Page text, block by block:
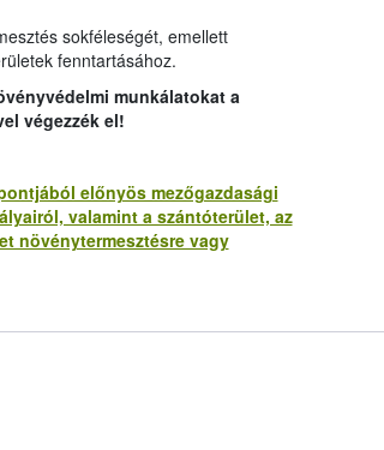
sokféleségét, emellett
fenntartásához.
munkálatokat a
végezzék el!
előnyös mezőgazdasági
valamint a szántóterület, az
növénytermesztésre vagy